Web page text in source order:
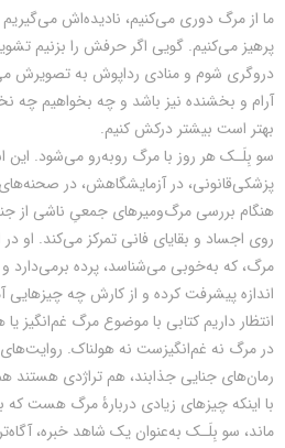
ما از مرگ دوری می‌کنیم، نادیده‌اش
پرهیز می‌کنیم. گویی اگر حرفش را بزنیم
دروگری شوم و منادی رداپوش به تصویرش
آرام و بخشنده نیز باشد و چه بخواهیم چه
بهتر است بیشتر درکش کنیم.
سو بِلَـک هر روز با مرگ روبه‌رو می‌شود. این
پزشکی‌قانونی، در آزمایشگاهش، در
هنگام بررسی مرگ‌و‌میرهای جمعیِ ناشی از
روی اجساد و بقایای فانی تمرکز می‌کند. او
مرگ، که به‌خوبی می‌شناسد، پرده
اندازه پیشرفت کرده و از کارش چه
انتظار داریم کتابی با موضوع مرگ غم‌انگیز
در مرگ نه غم‌انگیز‌ست نه هولناک. روایت‌های
رمان‌های جنایی جذابند، هم تراژدی هستند
با ‌‌اینکه چیزهای زیادی در‌بارۀ مرگ هست که
ماند، سو بِلَـک به‌عنوان یک شاهد خبره‌،